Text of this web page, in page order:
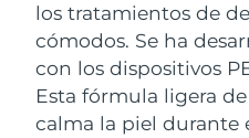
los tratamientos de
cómodos. Se ha
con los dispositivos
Esta fórmula ligera
calma la piel durante